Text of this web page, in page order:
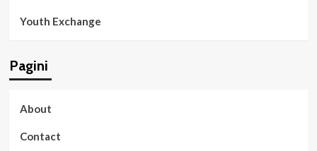
Youth Exchange
Pagini
About
Contact